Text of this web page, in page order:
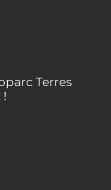
Terres